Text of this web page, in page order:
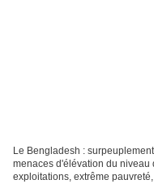
Le Bengladesh :
menaces d'élévation du niveau
exploitations, extrême